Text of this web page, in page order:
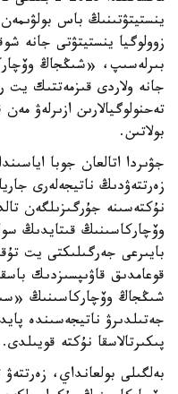
ينستيتۋتىنىڭ باس
زوولوگيا ينستيتۋتى جانە
بىرلەسىپ، «شىڭجاڭ
جانە ولاردى قىزمەتتىك يت
تەحنولوگيالارىن ازىرلەۋ
بولاتىن.
جۋىردا اتالعان جوبا
زەرتتەۋدىڭ ناتيجەلەرى
نۇكتەسىنە جۇرگىزىلگەن
وۆچاركاسىنىڭ قىتايدىڭ
بايىرعى جەرگىلىكتى يت
قوعامدىق قاۋىپسىزدىك
شىڭجاڭ وۆچاركاسىنىڭ
جەتىلدىرۋ ناتيجەسىندە
پىكىرتالاسقا نۇكتە قويىلدى.
بەلگىلى بولعانداي،